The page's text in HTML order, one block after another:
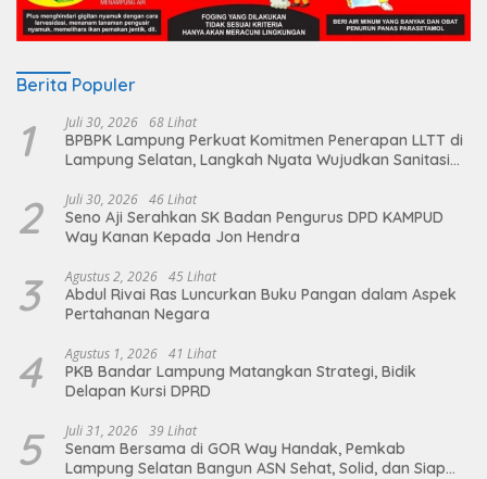
Berita Populer
1 Juli 30, 2026 68 Lihat
BPBPK Lampung Perkuat Komitmen Penerapan LLTT di
Lampung Selatan, Langkah Nyata Wujudkan Sanitasi
2 Juli 30, 2026 46 Lihat
Seno Aji Serahkan SK Badan Pengurus DPD KAMPUD
Way Kanan Kepada Jon Hendra
3 Agustus 2, 2026 45 Lihat
Abdul Rivai Ras Luncurkan Buku Pangan dalam Aspek
Pertahanan Negara
4 Agustus 1, 2026 41 Lihat
PKB Bandar Lampung Matangkan Strategi, Bidik
Delapan Kursi DPRD
5 Juli 31, 2026 39 Lihat
Senam Bersama di GOR Way Handak, Pemkab
Lampung Selatan Bangun ASN Sehat, Solid, dan Siap